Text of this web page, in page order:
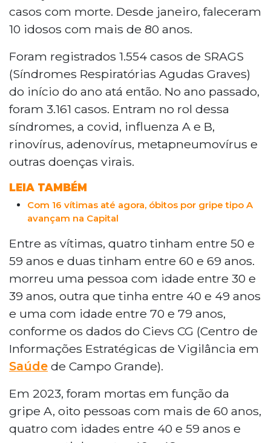
casos com morte. Desde janeiro, faleceram
10 idosos com mais de 80 anos.
Foram registrados 1.554 casos de SRAGS
(Síndromes Respiratórias Agudas Graves)
do início do ano atá então. No ano passado,
foram 3.161 casos. Entram no rol dessa
síndromes, a covid, influenza A e B,
rinovírus, adenovírus, metapneumovírus e
outras doenças virais.
LEIA TAMBÉM
Com 16 vítimas até agora, óbitos por gripe tipo A
avançam na Capital
Entre as vítimas, quatro tinham entre 50 e
59 anos e duas tinham entre 60 e 69 anos.
morreu uma pessoa com idade entre 30 e
39 anos, outra que tinha entre 40 e 49 anos
e uma com idade entre 70 e 79 anos,
conforme os dados do Cievs CG (Centro de
Informações Estratégicas de Vigilância em
Saúde de Campo Grande).
Em 2023, foram mortas em função da
gripe A, oito pessoas com mais de 60 anos,
quatro com idades entre 40 e 59 anos e